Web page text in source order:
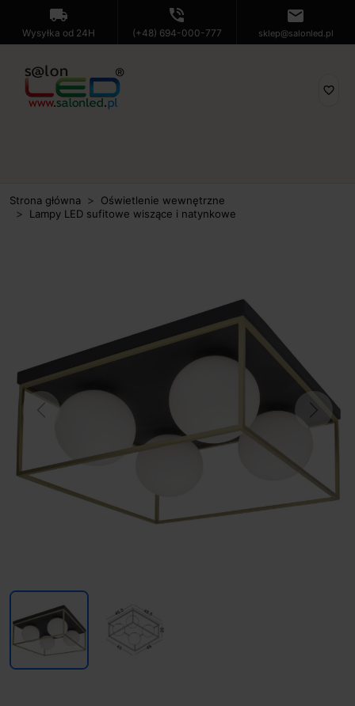
local_shipping
Wysyłka od 24H
phone_in_talk
(+48) 694-000-777
mail
sklep@salonled.pl
favorite_border
Strona główna
Oświetlenie wewnętrzne
Lampy LED sufitowe wiszące i natynkowe
Next